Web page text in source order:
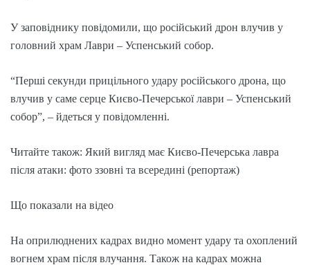
У заповіднику повідомили, що російський дрон влучив у
головний храм Лаври – Успенський собор.
“Перші секунди прицільного удару російського дрона, що
влучив у саме серце Києво-Печерської лаври – Успенський
собор”, – йдеться у повідомленні.
Читайте також: Який вигляд має Києво-Печерська лавра
після атаки: фото ззовні та всередині (репортаж)
Що показали на відео
На оприлюднених кадрах видно момент удару та охоплений
вогнем храм після влучання. Також на кадрах можна